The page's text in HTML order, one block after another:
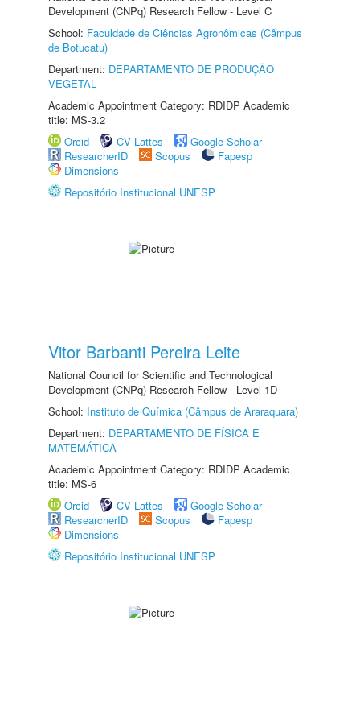
Development (CNPq) Research Fellow - Level C
School: Faculdade de Ciências Agronômicas (Câmpus
de Botucatu)
Department: DEPARTAMENTO DE PRODUÇÃO
VEGETAL
Academic Appointment Category: RDIDP Academic
title: MS-3.2
Orcid
CV Lattes
Google Scholar
ResearcherID
Scopus
Fapesp
Dimensions
Repositório Institucional UNESP
Vitor Barbanti Pereira Leite
National Council for Scientific and Technological
Development (CNPq) Research Fellow - Level 1D
School: Instituto de Química (Câmpus de Araraquara)
Department: DEPARTAMENTO DE FÍSICA E
MATEMÁTICA
Academic Appointment Category: RDIDP Academic
title: MS-6
Orcid
CV Lattes
Google Scholar
ResearcherID
Scopus
Fapesp
Dimensions
Repositório Institucional UNESP